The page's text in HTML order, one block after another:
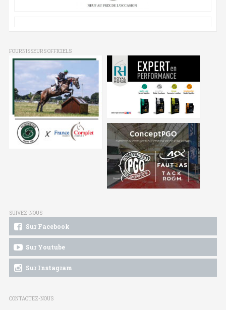
FOURNISSEURS OFFICIELS
SUIVEZ-NOUS
Sur Facebook
Sur Youtube
Sur Instagram
CONTACTEZ-NOUS